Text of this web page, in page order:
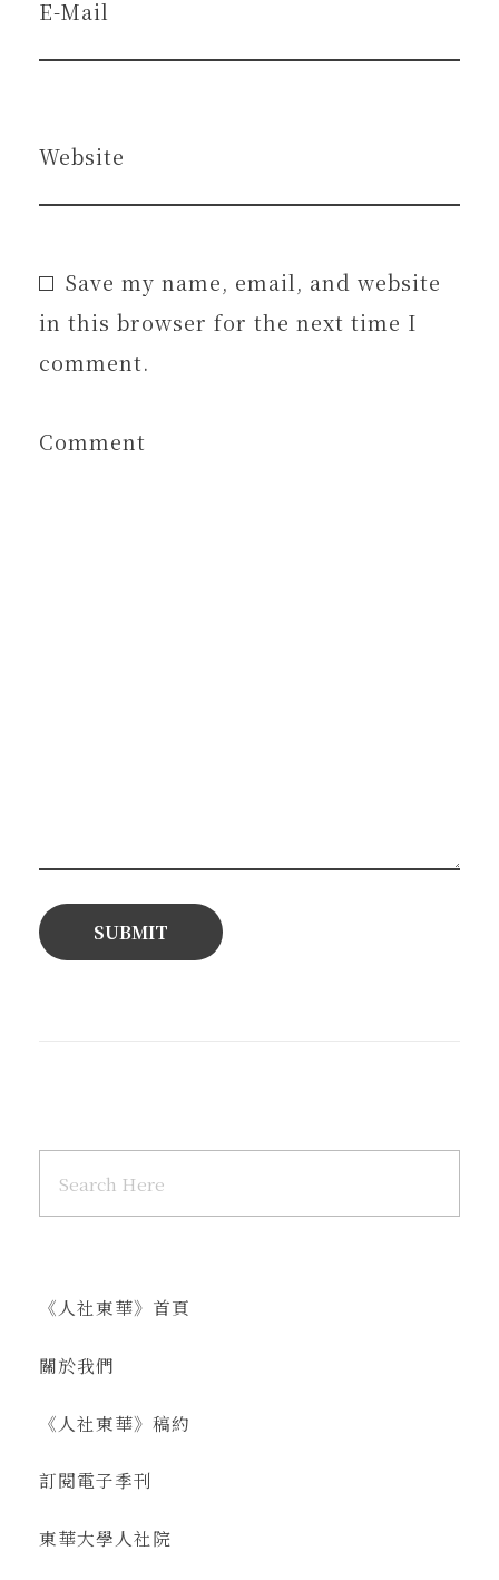
E-Mail
Website
Save my name, email, and website
in this browser for the next time I
comment.
Comment
《人社東華》首頁
關於我們
《人社東華》稿約
訂閱電子季刊
東華大學人社院